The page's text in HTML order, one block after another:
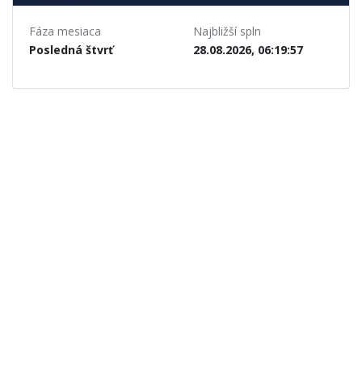
Fáza mesiaca
Posledná štvrť
Najbližší spln
28.08.2026, 06:19:57